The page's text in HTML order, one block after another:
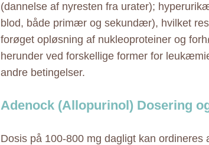
(dannelse af nyresten fra urater);
blod, både primær og sekundær), hvilket
forøget opløsning af nukleoproteiner og
herunder ved forskellige former for
andre betingelser.
Adenock (Allopurinol) Dosering
Dosis på 100-800 mg dagligt kan